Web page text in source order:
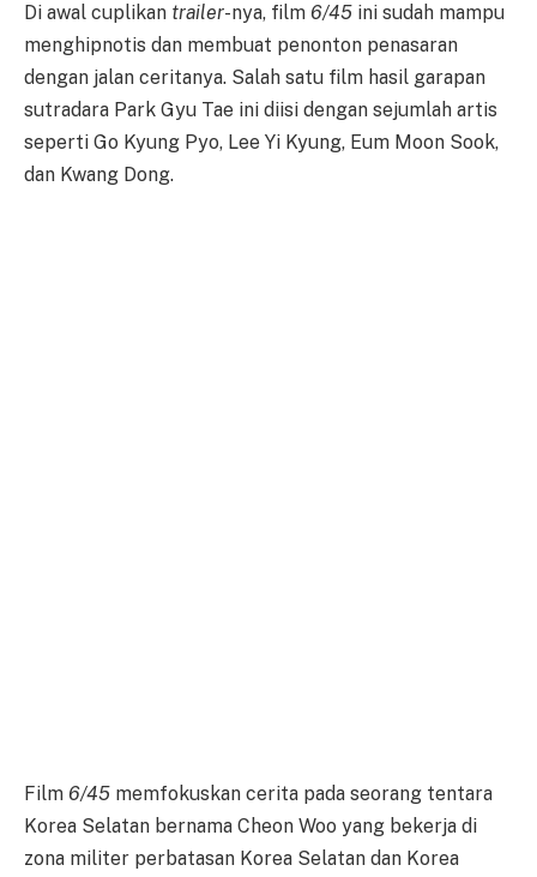
Di awal cuplikan trailer-nya, film 6/45 ini sudah mampu
menghipnotis dan membuat penonton penasaran
dengan jalan ceritanya. Salah satu film hasil garapan
sutradara Park Gyu Tae ini diisi dengan sejumlah artis
seperti Go Kyung Pyo, Lee Yi Kyung, Eum Moon Sook,
dan Kwang Dong.
Film 6/45 memfokuskan cerita pada seorang tentara
Korea Selatan bernama Cheon Woo yang bekerja di
zona militer perbatasan Korea Selatan dan Korea